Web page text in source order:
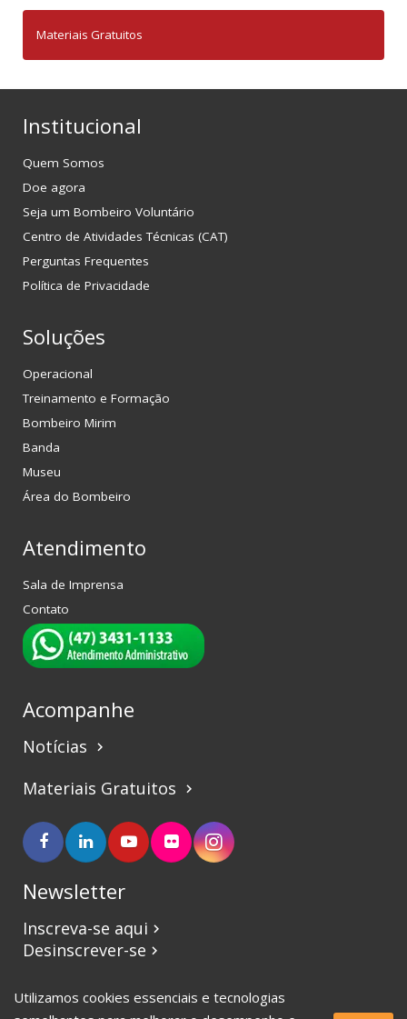
Materiais Gratuitos
Institucional
Quem Somos
Doe agora
Seja um Bombeiro Voluntário
Centro de Atividades Técnicas (CAT)
Perguntas Frequentes
Política de Privacidade
Soluções
Operacional
Treinamento e Formação
Bombeiro Mirim
Banda
Museu
Área do Bombeiro
Atendimento
Sala de Imprensa
Contato
Acompanhe
Notícias keyboard_arrow_right
Materiais Gratuitos keyboard_arrow_right
Newsletter
Inscreva-se aqui keyboard_arrow_right
Desinscrever-se keyboard_arrow_right
©2017 CBVJ. Todos os direitos reservados.
Utilizamos cookies essenciais e tecnologias